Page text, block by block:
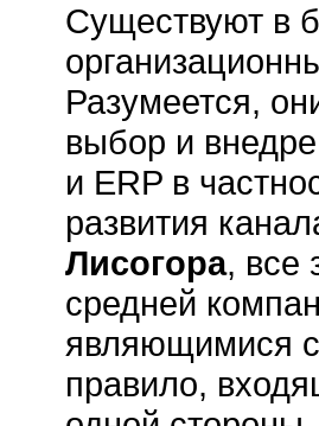
Существуют в
Разумеется,
выбор и
и ERP в
развития
Лисогора, все
средней
являющимися
правило,